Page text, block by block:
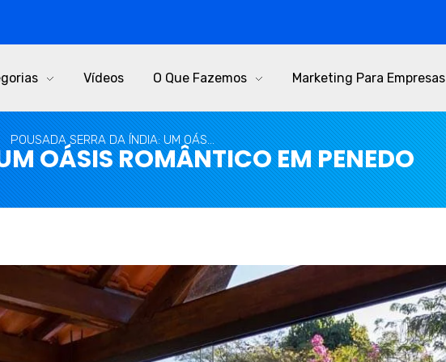
Vídeos O Que Fazemos Marketing Para Empresas
POUSADA SERRA DA ÍNDIA: UM OÁS...
OÁSIS ROMÂNTICO EM PENEDO